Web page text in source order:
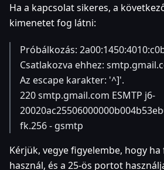
Ha a kapcsolat sikeres, a
kimenetet fog látni:
Próbálkozás:
Csatlakozva ehhez:
Az escape karakter: '^]'.
220 smtp.gmail.com ESMTP j6-
fk.256 - gsmtp
Kérjük, vegye figyelembe, hogy
használ, és a 25-ös portot